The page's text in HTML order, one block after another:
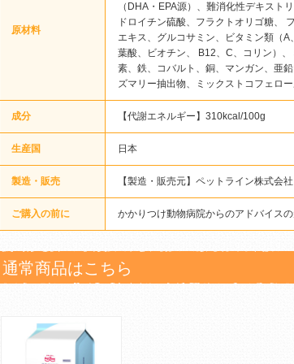
原材料
（DHA・EPA源）、難消化性デキスト
ドロイチン硫酸、フラクトオリゴ糖、
エキス、グルコサミン、ビタミン類（
葉酸、ビオチン、 B12、C、コリン）
素、鉄、コバルト、銅、マンガン、亜
ズマリー抽出物、ミックストコフェロー
成分 【代謝エネルギー】310kcal/100g
生産国 日本
製造・販売 【製造・販売元】ペットライン株式会社
ご購入の前に かかりつけ動物病院からのアドバイスの
通常商品はこちら